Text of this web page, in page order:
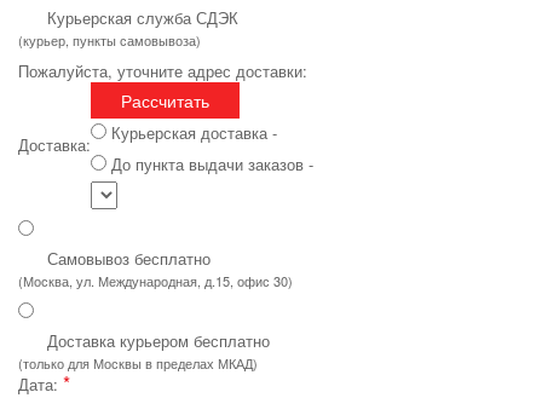
Курьерская служба СДЭК
(курьер, пункты самовывоза)
Пожалуйста, уточните адрес доставки:
Доставка:
Рассчитать
Курьерская доставка -
До пункта выдачи заказов -
Самовывоз бесплатно
(Москва, ул. Международная, д.15, офис 30)
Доставка курьером бесплатно
(только для Москвы в пределах МКАД)
Дата: *